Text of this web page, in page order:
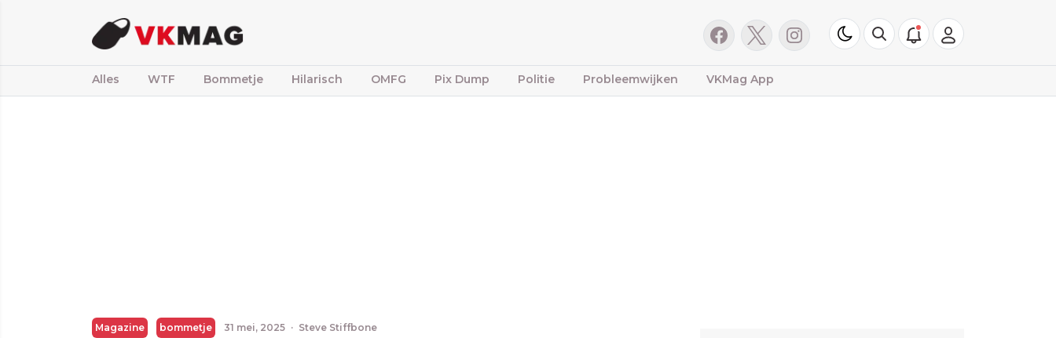
Alles WTF Bommetje Hilarisch OMFG Pix Dump Politie Probleemwijken VKMag App
Magazine bommetje 31 mei, 2025 · Steve Stiffbone